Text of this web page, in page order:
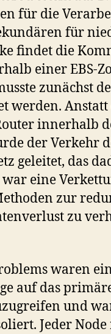
für die
für
findet die
einer EBS-
zunächst
werden. Anstatt
innerhalb
der Verkehr
geleitet, das
eine
zur
zu
waren
auf das
und
Jeder